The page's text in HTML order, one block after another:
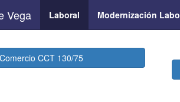
Vega Laboral Modernización
Comercio CCT 130/75